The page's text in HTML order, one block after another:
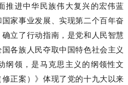
推进中华民族伟大复兴的宏伟蓝
家事业发展、实现第二个百年奋
立了行动指南，是党和人民智慧
各族人民夺取中国特色社会主义
纲领，是马克思主义的纲领性文
正案）》体现了党的十九大以来